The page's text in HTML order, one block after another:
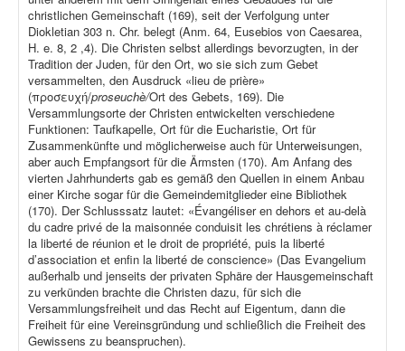
christlichen Gemeinschaft (169), seit der Verfolgung unter
Diokletian 303 n. Chr. belegt (Anm. 64, Eusebios von Caesarea,
H. e. 8, 2 ,4). Die Christen selbst allerdings bevorzugten, in der
Tradition der Juden, für den Ort, wo sie sich zum Gebet
versammelten, den Ausdruck «lieu de prière»
(προσευχή/proseuchè/Ort des Gebets, 169). Die
Versammlungsorte der Christen entwickelten verschiedene
Funktionen: Taufkapelle, Ort für die Eucharistie, Ort für
Zusammenkünfte und möglicherweise auch für Unterweisungen,
aber auch Empfangsort für die Ärmsten (170). Am Anfang des
vierten Jahrhunderts gab es gemäß den Quellen in einem Anbau
einer Kirche sogar für die Gemeindemitglieder eine Bibliothek
(170). Der Schlusssatz lautet: «Évangéliser en dehors et au-delà
du cadre privé de la maisonnée conduisit les chrétiens à réclamer
la liberté de réunion et le droit de propriété, puis la liberté
d’association et enfin la liberté de conscience» (Das Evangelium
außerhalb und jenseits der privaten Sphäre der Hausgemeinschaft
zu verkünden brachte die Christen dazu, für sich die
Versammlungsfreiheit und das Recht auf Eigentum, dann die
Freiheit für eine Vereinsgründung und schließlich die Freiheit des
Gewissens zu beanspruchen).